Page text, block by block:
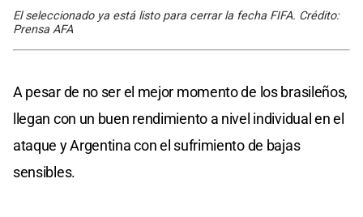
El seleccionado ya está listo para cerrar la fecha FIFA. Crédito:
Prensa AFA
A pesar de no ser el mejor momento de los brasileños,
llegan con un buen rendimiento a nivel individual en el
ataque y Argentina con el sufrimiento de bajas
sensibles.